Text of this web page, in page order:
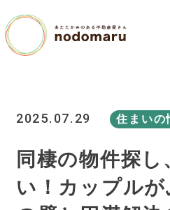
2025.07.29 住まいの
同棲の物件探
い！カップル